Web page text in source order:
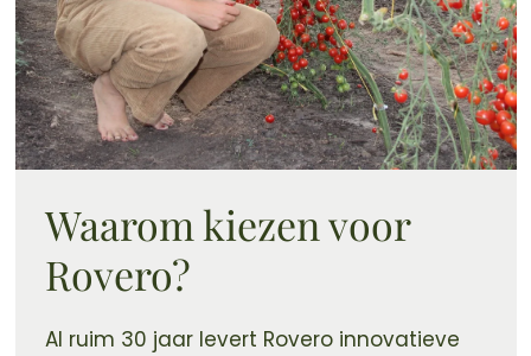
Waarom kiezen voor
Rovero?
Al ruim 30 jaar levert Rovero innovatieve